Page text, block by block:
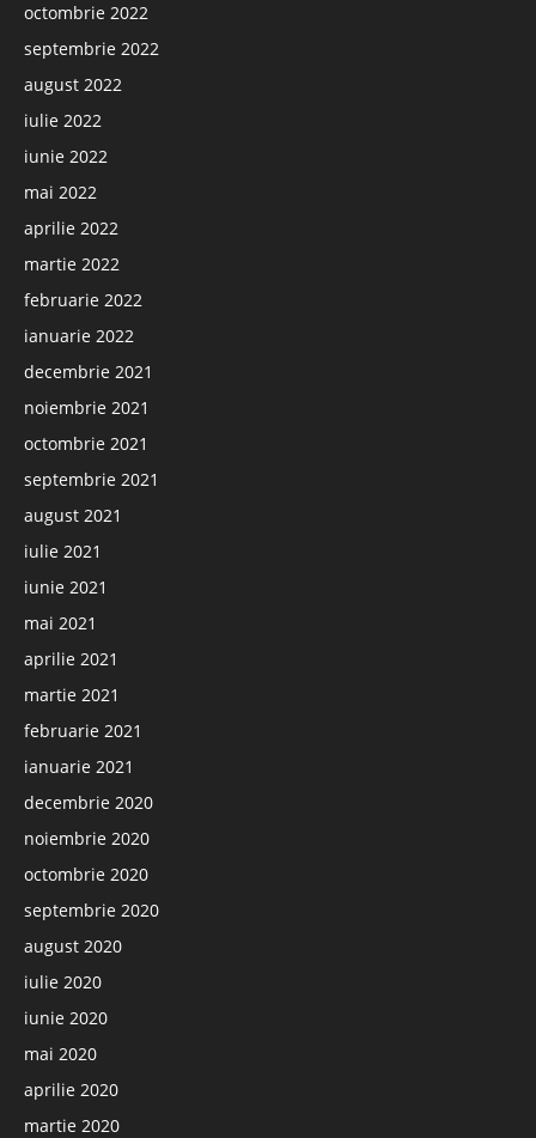
octombrie 2022
septembrie 2022
august 2022
iulie 2022
iunie 2022
mai 2022
aprilie 2022
martie 2022
februarie 2022
ianuarie 2022
decembrie 2021
noiembrie 2021
octombrie 2021
septembrie 2021
august 2021
iulie 2021
iunie 2021
mai 2021
aprilie 2021
martie 2021
februarie 2021
ianuarie 2021
decembrie 2020
noiembrie 2020
octombrie 2020
septembrie 2020
august 2020
iulie 2020
iunie 2020
mai 2020
aprilie 2020
martie 2020